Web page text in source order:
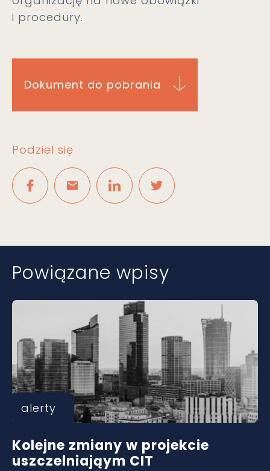
i procedury.
Dokument do pobrania
Podziel się
Powiązane wpisy
alerty
Kolejne zmiany w projekcie
uszczelniająym CIT